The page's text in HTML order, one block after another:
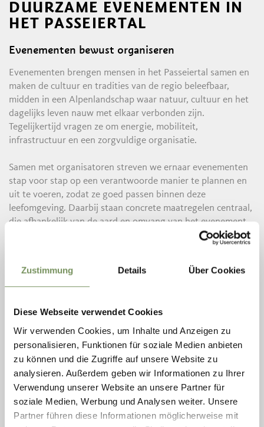
Zustimmung Details Über Cookies
Diese Webseite verwendet Cookies
Wir verwenden Cookies, um Inhalte und Anzeigen zu
personalisieren, Funktionen für soziale Medien anbieten
zu können und die Zugriffe auf unsere Website zu
analysieren. Außerdem geben wir Informationen zu Ihrer
Verwendung unserer Website an unsere Partner für
soziale Medien, Werbung und Analysen weiter. Unsere
Partner führen diese Informationen möglicherweise mit
DUURZAME EVENEMENTEN IN
HET PASSEIERTAL
Evenementen bewust organiseren
Evenementen brengen mensen in het Passeiertal samen en
maken de cultuur en tradities van de regio beleefbaar,
midden in een Alpenlandschap waar natuur, cultuur en het
dagelijks leven nauw met elkaar verbonden zijn.
Tegelijkertijd vragen ze om energie, mobiliteit,
infrastructuur en een zorgvuldige organisatie.
Samen met organisatoren streven we ernaar evenementen
stap voor stap op een verantwoorde manier te plannen en
uit te voeren, zodat ze goed passen binnen deze
leefomgeving. Daarbij staan concrete maatregelen centraal,
die afhankelijk van de aard en omvang van het evenement
op verschillende manieren kunnen worden toegepast.
Voorbeelden hiervan zijn een goede bereikbaarheid met het
een bewuste omgang met catering en materialen en een
zorgvuldige planning van logistiek en middelen.
Regionale partners betrekken
Veel evenementen in het Passeiertal werken samen met
lokale producenten, ambachtsbedrijven en dienstverleners.
Producten uit de regio spelen daarbij een belangrijke rol,
bijvoorbeeld in de catering of bij de praktische organisatie.
Zo ontstaan korte ketens en worden lokale bedrijven
rechtstreeks bij de evenementen betrokken.
Verantwoord organiseren